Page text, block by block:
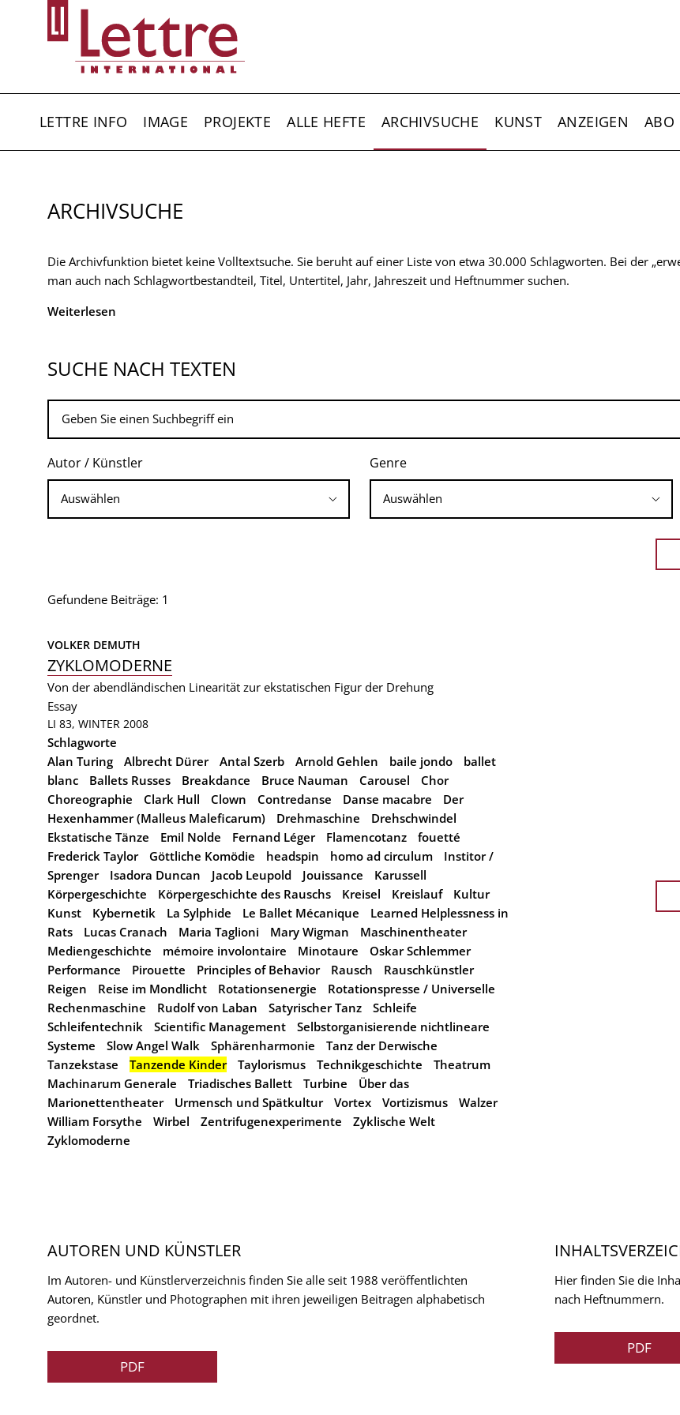
LETTRE INFO IMAGE PROJEKTE ALLE HEFTE ARCHIVSUCHE KUNST ANZEIGEN ABO
ARCHIVSUCHE
Die Archivfunktion bietet keine Volltextsuche. Sie beruht auf einer Liste von etwa 30.000 Schlagworten. Bei der
man auch nach Schlagwortbestandteil, Titel, Untertitel, Jahr, Jahreszeit und Heftnummer suchen.
Weiterlesen
SUCHE NACH TEXTEN
Autor / Künstler Genre
Gefundene Beiträge: 1
VOLKER DEMUTH
ZYKLOMODERNE
Von der abendländischen Linearität zur ekstatischen Figur der Drehung
Essay
LI 83, WINTER 2008
Schlagworte
Alan Turing
Albrecht Dürer Antal Szerb Arnold Gehlen baile jondo
ballet
blanc
Ballets Russes Breakdance Bruce Nauman Carousel
Chor
Choreographie
Clark Hull Clown Contredanse Danse macabre
Der
Hexenhammer (Malleus Maleficarum)
Drehmaschine
Drehschwindel
Ekstatische Tänze
Emil Nolde Fernand Léger Flamencotanz
fouetté
Frederick Taylor
Göttliche Komödie headspin homo ad circulum
Institor /
Sprenger
Isadora Duncan Jacob Leupold Jouissance
Karussell
Körpergeschichte
Körpergeschichte des Rauschs Kreisel Kreislauf
Kultur
Kunst
Kybernetik La Sylphide Le Ballet Mécanique
Learned Helplessness in
Rats
Lucas Cranach Maria Taglioni Mary Wigman
Maschinentheater
Mediengeschichte
mémoire involontaire Minotaure
Oskar Schlemmer
Performance
Pirouette Principles of Behavior Rausch
Rauschkünstler
Reigen
Reise im Mondlicht Rotationsenergie
Rotationspresse / Universelle
Rechenmaschine
Rudolf von Laban Satyrischer Tanz
Schleife
Schleifentechnik
Scientific Management
Selbstorganisierende nichtlineare
Systeme
Slow Angel Walk Sphärenharmonie
Tanz der Derwische
Tanzekstase
Tanzende Kinder Taylorismus Technikgeschichte
Theatrum
Machinarum Generale
Triadisches Ballett Turbine
Über das
Marionettentheater
Urmensch und Spätkultur Vortex Vortizismus
Walzer
William Forsythe
Wirbel Zentrifugenexperimente
Zyklische Welt
Zyklomoderne
AUTOREN UND KÜNSTLER
Im Autoren- und Künstlerverzeichnis finden Sie alle seit 1988 veröffentlichten
Autoren, Künstler und Photographen mit ihren jeweiligen Beitragen alphabetisch
geordnet.
PDF
Hier finden Sie die
nach Heftnummern.
PDF